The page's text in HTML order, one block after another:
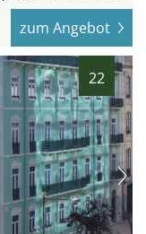
zum Angebot
22